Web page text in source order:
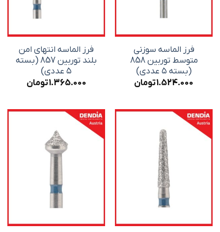
فرز الماسه سوزنی
متوسط توربین 858
(بسته ۵ عددی)
1.524.000تومان
فرز الماسه انتهای امن
بلند توربین 857 (بسته
۵ عددی)
1.365.000تومان